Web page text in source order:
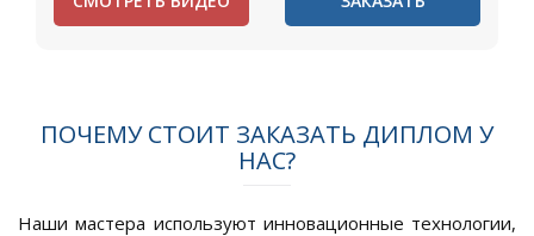
ПОЧЕМУ СТОИТ ЗАКАЗАТЬ ДИПЛОМ У
НАС?
Наши мастера используют инновационные технологии,